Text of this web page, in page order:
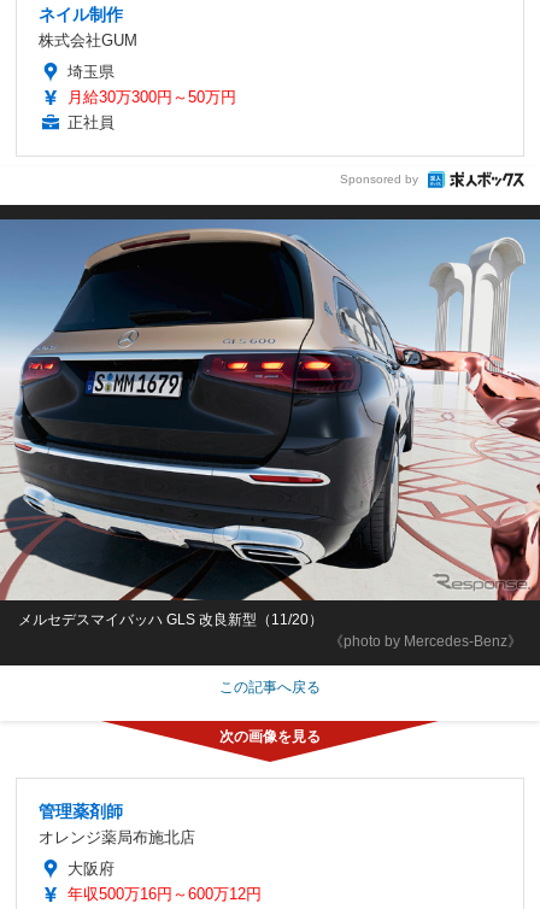
ネイル制作
株式会社GUM
埼玉県
月給30万300円～50万円
正社員
Sponsored by
《photo by Mercedes-Benz》
メルセデスマイバッハ GLS 改良新型（11/20）
この記事へ戻る
管理薬剤師
オレンジ薬局布施北店
大阪府
年収500万16円～600万12円